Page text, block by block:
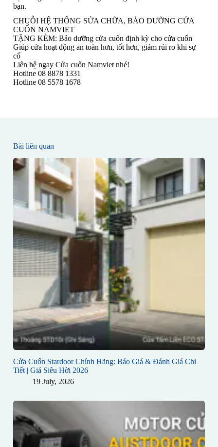
bạn.
CHUỖI HỆ THỐNG SỬA CHỮA, BẢO DƯỠNG CỬA
CUỐN NAMVIET
TẶNG KÈM: Bảo dưỡng cửa cuốn định kỳ cho cửa cuốn
Giúp cửa hoạt động an toàn hơn, tốt hơn, giảm rủi ro khi sự
cố
Liên hệ ngay Cửa cuốn Namviet nhé!
Hotline 08 8878 1331
Hotline 08 5578 1678
Bài liên quan
Cửa Cuốn Stardoor Chính Hãng: Báo Giá & Đánh Giá Chi
Tiết | Giá Siêu Hời 2026
19 July, 2026